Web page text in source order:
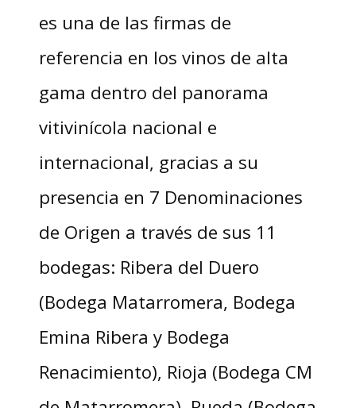
es una de las firmas de
referencia en los vinos de alta
gama dentro del panorama
vitivinícola nacional e
internacional, gracias a su
presencia en 7 Denominaciones
de Origen a través de sus 11
bodegas: Ribera del Duero
(Bodega Matarromera, Bodega
Emina Ribera y Bodega
Renacimiento), Rioja (Bodega CM